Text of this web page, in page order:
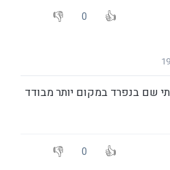
0
שם בנפרד במקום יותר מבודד
0